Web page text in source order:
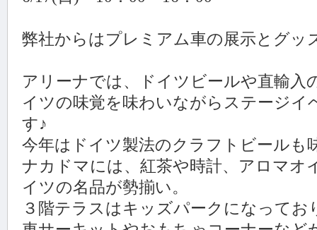
弊社からはプレミアム車の展示とグッ
アリーナでは、ドイツビールや直輸入
イツの味覚を味わいながらステージ
す♪
今年はドイツ製法のクラフトビールも
ナカドマには、紅茶や時計、アロマオ
イツの名品が勢揃い。
３階テラスはキッズパークになってお